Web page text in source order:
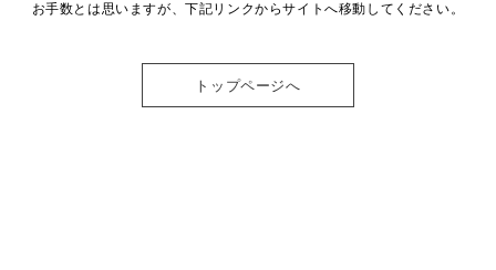
お手数とは思いますが、下記リンクからサイトへ移動してください。
トップページへ